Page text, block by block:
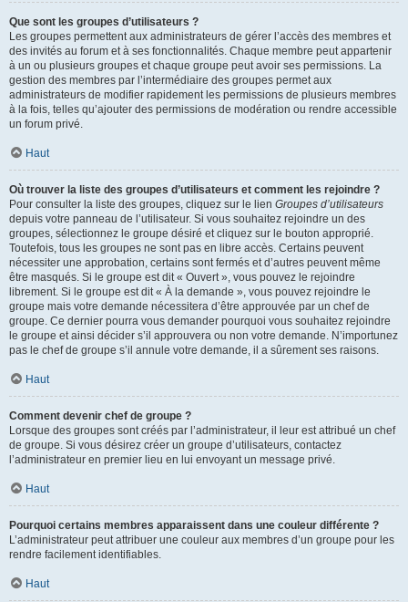
Que sont les groupes d’utilisateurs ?
Les groupes permettent aux administrateurs de gérer l’accès des membres et
des invités au forum et à ses fonctionnalités. Chaque membre peut appartenir
à un ou plusieurs groupes et chaque groupe peut avoir ses permissions. La
gestion des membres par l’intermédiaire des groupes permet aux
administrateurs de modifier rapidement les permissions de plusieurs membres
à la fois, telles qu’ajouter des permissions de modération ou rendre accessible
un forum privé.
Haut
Où trouver la liste des groupes d’utilisateurs et comment les rejoindre ?
Pour consulter la liste des groupes, cliquez sur le lien Groupes d’utilisateurs
depuis votre panneau de l’utilisateur. Si vous souhaitez rejoindre un des
groupes, sélectionnez le groupe désiré et cliquez sur le bouton approprié.
Toutefois, tous les groupes ne sont pas en libre accès. Certains peuvent
nécessiter une approbation, certains sont fermés et d’autres peuvent même
être masqués. Si le groupe est dit « Ouvert », vous pouvez le rejoindre
librement. Si le groupe est dit « À la demande », vous pouvez rejoindre le
groupe mais votre demande nécessitera d’être approuvée par un chef de
groupe. Ce dernier pourra vous demander pourquoi vous souhaitez rejoindre
le groupe et ainsi décider s’il approuvera ou non votre demande. N’importunez
pas le chef de groupe s’il annule votre demande, il a sûrement ses raisons.
Haut
Comment devenir chef de groupe ?
Lorsque des groupes sont créés par l’administrateur, il leur est attribué un chef
de groupe. Si vous désirez créer un groupe d’utilisateurs, contactez
l’administrateur en premier lieu en lui envoyant un message privé.
Haut
Pourquoi certains membres apparaissent dans une couleur différente ?
L’administrateur peut attribuer une couleur aux membres d’un groupe pour les
rendre facilement identifiables.
Haut